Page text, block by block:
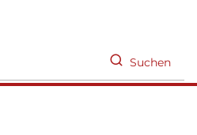
Suchen